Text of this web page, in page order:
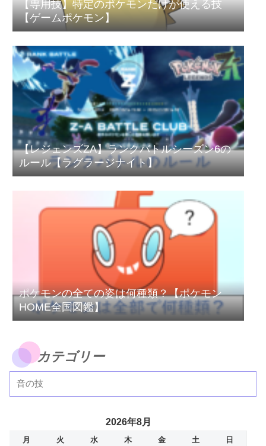
【専用技】特定のポケモンだけが使える技
【ゲームポケモン】
【レジェンズZA】ランクバトルシーズン6の
ルール【ラグラージナイト】
ポケモンの全ての姿は何種類？【ポケモン
HOME全国図鑑】
カテゴリー
2026年8月
月 火 水 木 金 土
日